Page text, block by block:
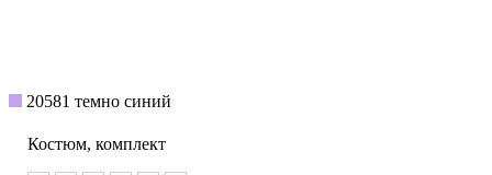
20581 темно синий
Костюм, комплект